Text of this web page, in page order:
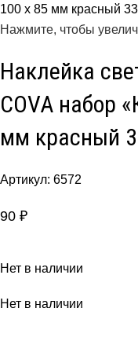
Нажмите, чтобы
Наклейка
COVA набор
мм красный
Артикул: 6572
90 ₽
Нет в наличии
Нет в наличии